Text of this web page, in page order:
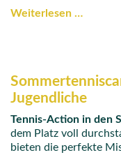
Weiterlesen …
Jugendliche
Tennis-Action in den
dem Platz voll
bieten die perfekte